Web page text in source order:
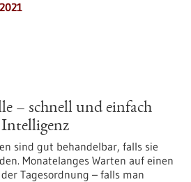
– schnell und einfach
sind gut behandelbar, falls sie
Monatelanges Warten auf einen
Tagesordnung – falls man